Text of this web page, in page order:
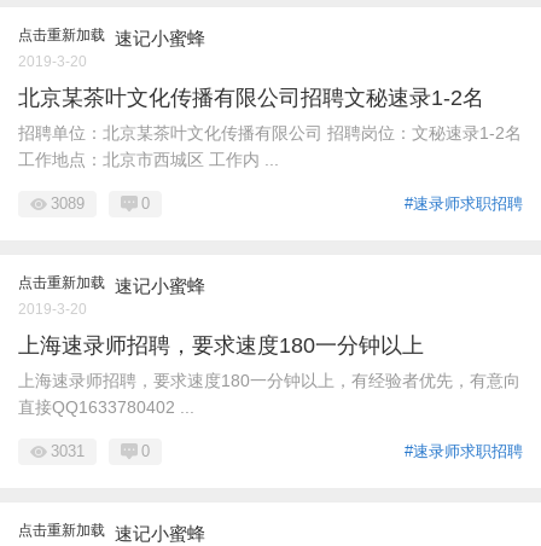
点击重新加载 速记小蜜蜂
2019-3-20
北京某茶叶文化传播有限公司招聘文秘速录1-2名
招聘单位：北京某茶叶文化传播有限公司 招聘岗位：文秘速录1-2名
工作地点：北京市西城区 工作内 ...
#速录师求职招聘
3089 0
点击重新加载 速记小蜜蜂
2019-3-20
上海速录师招聘，要求速度180一分钟以上
上海速录师招聘，要求速度180一分钟以上，有经验者优先，有意向
直接QQ1633780402 ...
#速录师求职招聘
3031 0
点击重新加载 速记小蜜蜂